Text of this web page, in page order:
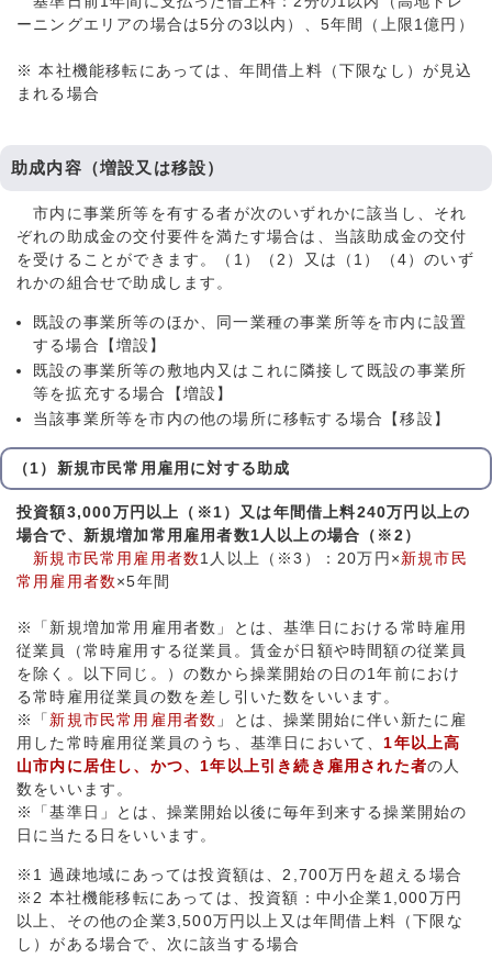
ーニングエリアの場合は5分の3以内）、5年間（上限1億円）
※ 本社機能移転にあっては、年間借上料（下限なし）が見込
まれる場合
助成内容（増設又は移設）
市内に事業所等を有する者が次のいずれかに該当し、それ
ぞれの助成金の交付要件を満たす場合は、当該助成金の交付
を受けることができます。（1）（2）又は（1）（4）のいず
れかの組合せで助成します。
既設の事業所等のほか、同一業種の事業所等を市内に設置
する場合【増設】
既設の事業所等の敷地内又はこれに隣接して既設の事業所
等を拡充する場合【増設】
当該事業所等を市内の他の場所に移転する場合【移設】
（1）新規市民常用雇用に対する助成
投資額3,000万円以上（※1）又は年間借上料240万円以上の
場合で、新規増加常用雇用者数1人以上の場合（※2）
新規市民常用雇用者数 1人以上（※3）：20万円× 新規市民
常用雇用者数 ×5年間
※「新規増加常用雇用者数」とは、基準日における常時雇用
従業員（常時雇用する従業員。賃金が日額や時間額の従業員
を除く。以下同じ。）の数から操業開始の日の1年前におけ
る常時雇用従業員の数を差し引いた数をいいます。
※「 新規市民常用雇用者数 」とは、操業開始に伴い新たに雇
用した常時雇用従業員のうち、基準日において、1年以上高
山市内に居住し、かつ、1年以上引き続き雇用された者の人
数をいいます。
※「基準日」とは、操業開始以後に毎年到来する操業開始の
日に当たる日をいいます。
※1 過疎地域にあっては投資額は、2,700万円を超える場合
※2 本社機能移転にあっては、投資額：中小企業1,000万円
以上、その他の企業3,500万円以上又は年間借上料（下限な
し）がある場合で、次に該当する場合